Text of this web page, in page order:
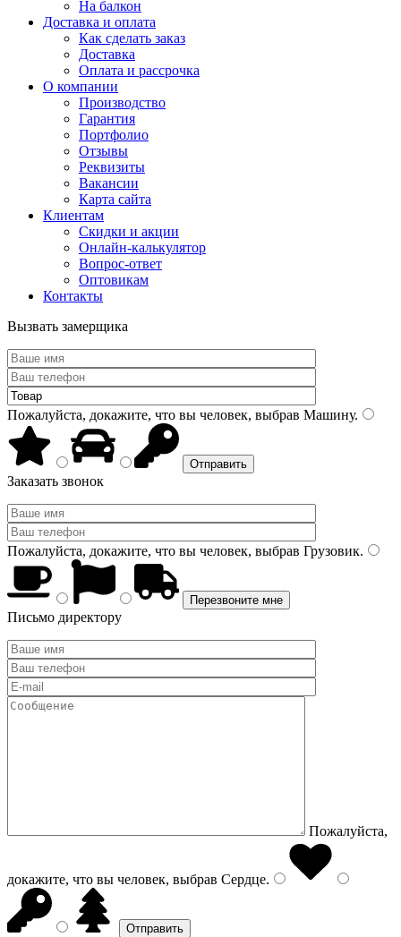
На балкон
Доставка и оплата
Как сделать заказ
Доставка
Оплата и рассрочка
О компании
Производство
Гарантия
Портфолио
Отзывы
Реквизиты
Вакансии
Карта сайта
Клиентам
Скидки и акции
Онлайн-калькулятор
Вопрос-ответ
Оптовикам
Контакты
Вызвать замерщика
Пожалуйста, докажите, что вы человек, выбрав Машину.
Заказать звонок
Пожалуйста, докажите, что вы человек, выбрав Грузовик.
Письмо директору
Пожалуйста,
докажите, что вы человек, выбрав Сердце.